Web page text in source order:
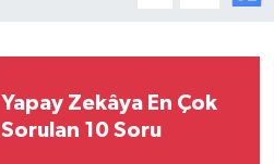
Yapay Zekâya En Çok
Sorulan 10 Soru